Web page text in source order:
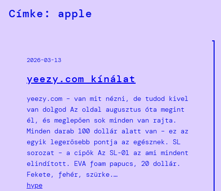
Címke: apple
2026-03-13
yeezy.com kínálat
yeezy.com – van mit nézni, de tudod kivel
van dolgod Az oldal augusztus óta megint
él, és meglepően sok minden van rajta.
Minden darab 100 dollár alatt van – ez az
egyik legerősebb pontja az egésznek. SL
sorozat – a cipők Az SL-01 az ami mindent
elindított. EVA foam papucs, 20 dollár.
Fekete, fehér, szürke.…
hype